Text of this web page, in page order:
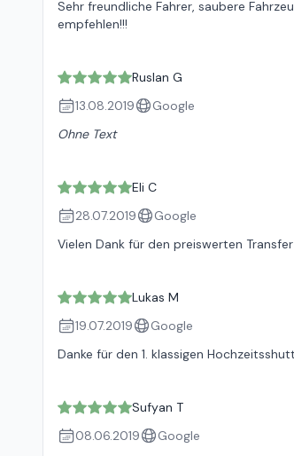
Sehr freundliche Fahrer, saubere
empfehlen!!!
Ruslan G
13.08.2019
Google
Ohne Text
Eli C
28.07.2019
Google
Vielen Dank für den preiswerten
Lukas M
19.07.2019
Google
Danke für den 1. klassigen
Sufyan T
08.06.2019
Google